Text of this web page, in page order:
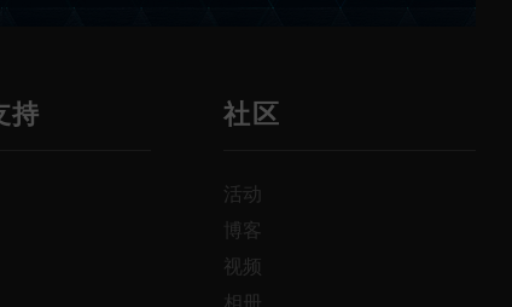
持 社区
活动
博客
视频
相册